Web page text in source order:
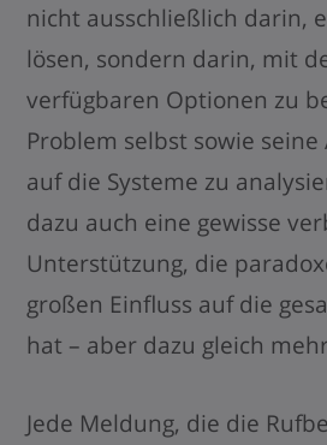
nicht ausschließlich darin,
lösen, sondern darin, mit
verfügbaren Optionen zu
Problem selbst sowie
auf die Systeme zu
dazu auch eine gewisse
Unterstützung, die
großen Einfluss auf die
hat – aber dazu gleich
Jede Meldung, die die